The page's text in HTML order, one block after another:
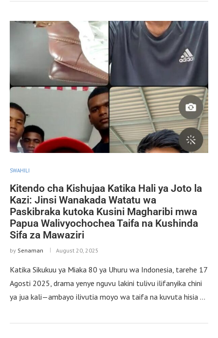
SWAHILI
Kitendo cha Kishujaa Katika Hali ya Joto la
Kazi: Jinsi Wanakada Watatu wa
Paskibraka kutoka Kusini Magharibi mwa
Papua Walivyochochea Taifa na Kushinda
Sifa za Mawaziri
by Senaman August 20, 2025
Katika Sikukuu ya Miaka 80 ya Uhuru wa Indonesia, tarehe 17
Agosti 2025, drama yenye nguvu lakini tulivu ilifanyika chini
ya jua kali—ambayo ilivutia moyo wa taifa na kuvuta hisia …